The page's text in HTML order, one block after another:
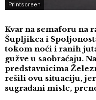
Printscreen
Kvar na semaforu na
Šupljikca i
tokom noći i ranih
gužve u saobraćaju.
predstavnicima
rešili ovu situaciju,
sugrađani misle,